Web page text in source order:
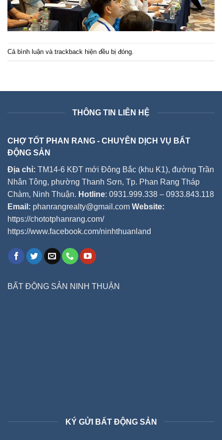
Cả bình luận và trackback hiện đều bị đóng.
THÔNG TIN LIÊN HỆ
CHỢ TỐT PHAN RANG - CHUYÊN DỊCH VỤ BẤT
ĐỘNG SẢN
Địa chỉ: TM14-6 KĐT mới Đông Bắc (khu K1), đường Trần
Nhân Tông, phường Thanh Sơn, Tp. Phan Rang Tháp
Chàm, Ninh Thuận. Hotline: 0931.999.338 – 0933.843.118
Email: phanrangrealty@gmail.com Website:
https://chototphanrang.com/
https://www.facebook.com/ninhthuanland
BẤT ĐỘNG SẢN NINH THUẬN
KÝ GỬI BẤT ĐỘNG SẢN